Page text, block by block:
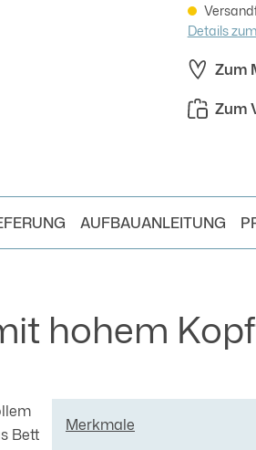
Details
Zum
Zum
AUFBAUANLEITUNG
hohem
Bett
Merkmale